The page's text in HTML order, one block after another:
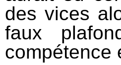
des vices
faux
compétence